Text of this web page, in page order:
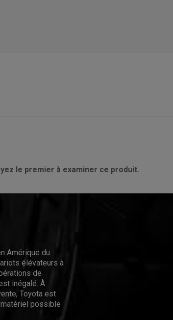
le premier à examiner ce produit.
Amérique du
élévateurs à
de
inégalé. À
Toyota est
possible